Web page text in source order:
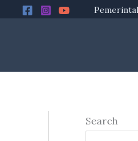
Search